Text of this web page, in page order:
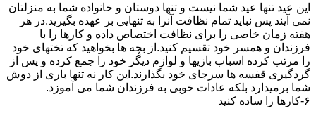
این عید تنها عید شما نیست و تنها دوستان و خانواده شما به منزلتان
نمی آیند پس نباید تمام نظافت آنرا به تنهایی بر عهده بگیرید.در هر
هفته زمان خاصی را برای نظافت اختصاص داده و کارها را با
فرزندان و همسر خود تقسیم کنید.از بچه ها بخواهید که تختهای خود
را مرتب کرده اسباب بازیها و لوازم دیگر خود را جمع کرده و پس از
گردگیری قفسه ها سرجای خود بگذارند.این کار نه تنها باری از دوش
شما برمیدارد بلکه عادات خوبی به فرزندان شما می آموزد.
۶-کارها را ساده کنید